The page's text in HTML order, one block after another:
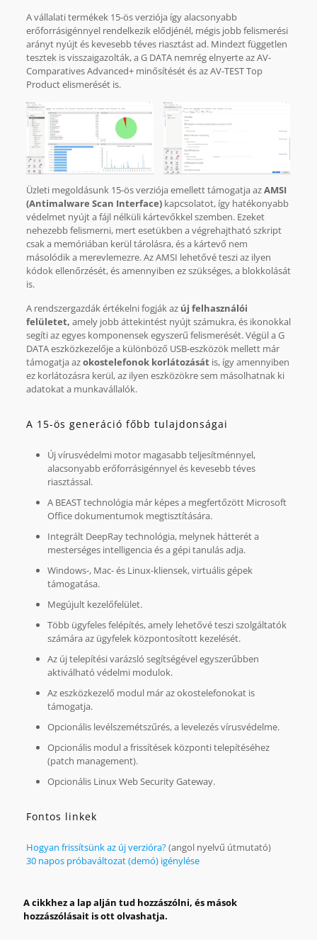
A vállalati termékek 15-ös verziója így alacsonyabb
erőforrásigénnyel rendelkezik elődjénél, mégis jobb felismerési
arányt nyújt és kevesebb téves riasztást ad. Mindezt független
tesztek is visszaigazolták, a G DATA nemrég elnyerte az AV-
Comparatives Advanced+ minősítését és az AV-TEST Top
Product elismerését is.
Üzleti megoldásunk 15-ös verziója emellett támogatja azAMSI
(Antimalware Scan Interface) kapcsolatot, így hatékonyabb
védelmet nyújt a fájl nélküli kártevőkkel szemben. Ezeket
nehezebb felismerni, mert esetükben a végrehajtható szkript
csak a memóriában kerül tárolásra, és a kártevő nem
másolódik a merevlemezre. Az AMSI lehetővé teszi az ilyen
kódok ellenőrzését, és amennyiben ez szükséges, a blokkolását
is.
A rendszergazdák értékelni fogják az új felhasználói
felületet, amely jobb áttekintést nyújt számukra, és ikonokkal
segíti az egyes komponensek egyszerű felismerését. Végül a G
DATA eszközkezelője a különböző USB-eszközök mellett már
támogatja azokostelefonok korlátozását is, így amennyiben
ez korlátozásra kerül, az ilyen eszközökre sem másolhatnak ki
adatokat a munkavállalók.
A 15-ös generáció főbb tulajdonságai
Új vírusvédelmi motor magasabb teljesítménnyel,
alacsonyabb erőforrásigénnyel és kevesebb téves
riasztással.
A BEAST technológia már képes a megfertőzött Microsoft
Office dokumentumok megtisztítására.
Integrált DeepRay technológia, melynek hátterét a
mesterséges intelligencia és a gépi tanulás adja.
Windows-, Mac- és Linux-kliensek, virtuális gépek
támogatása.
Megújult kezelőfelület.
Több ügyfeles felépítés, amely lehetővé teszi szolgáltatók
számára az ügyfelek központosított kezelését.
Az új telepítési varázsló segítségével egyszerűbben
aktiválható védelmi modulok.
Az eszközkezelő modul már az okostelefonokat is
támogatja.
Opcionális levélszemétszűrés, a levelezés vírusvédelme.
Opcionális modul a frissítések központi telepítéséhez
(patch management).
Opcionális Linux Web Security Gateway.
Fontos linkek
Hogyan frissítsünk az új verzióra?(angol nyelvű útmutató)
30 napos próbaváltozat (demó) igénylése
A cikkhez a lap alján tud hozzászólni, és mások
hozzászólásait is ott olvashatja.